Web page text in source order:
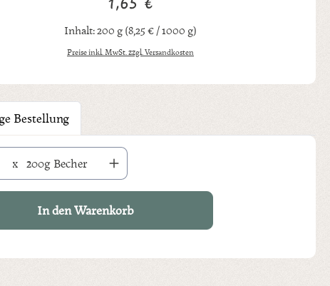
Inhalt:200 g(8,25 € / 1000 g)
Preise inkl. MwSt. zzgl. Versandkosten
Bestellung
Gib den gewünschten Wert ein oder benutze die Schaltflächen um die
x 200g Becher
In den Warenkorb